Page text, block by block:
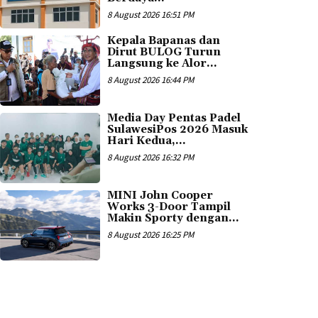
8 August 2026 16:51 PM
Kepala Bapanas dan
Dirut BULOG Turun
Langsung ke Alor...
8 August 2026 16:44 PM
Media Day Pentas Padel
SulawesiPos 2026 Masuk
Hari Kedua,...
8 August 2026 16:32 PM
MINI John Cooper
Works 3-Door Tampil
Makin Sporty dengan...
8 August 2026 16:25 PM